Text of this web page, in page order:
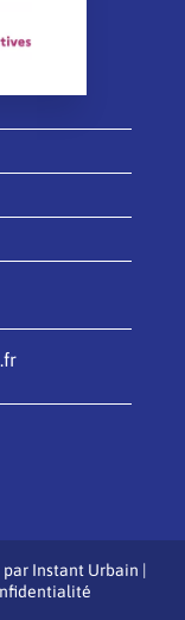
par Instant Urbain |